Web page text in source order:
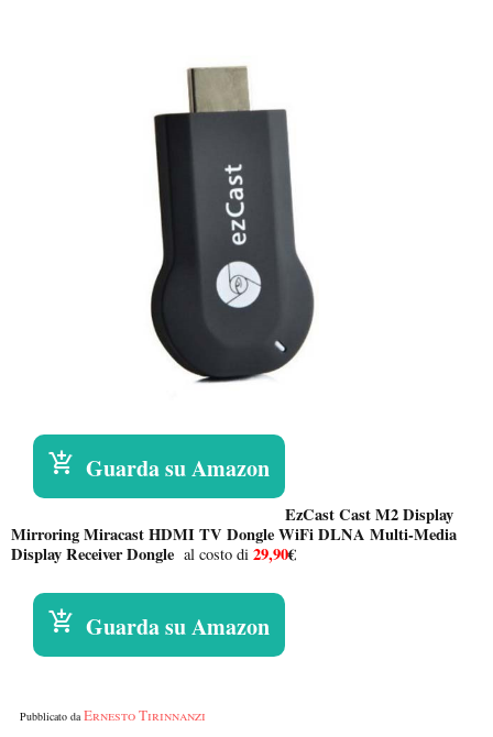
Guarda su Amazon
EzCast Cast M2 Display
Mirroring Miracast HDMI TV Dongle WiFi DLNA Multi-Media
Display Receiver Dongle al costo di 29,90€
Guarda su Amazon
Pubblicato daErnesto Tirinnanzi